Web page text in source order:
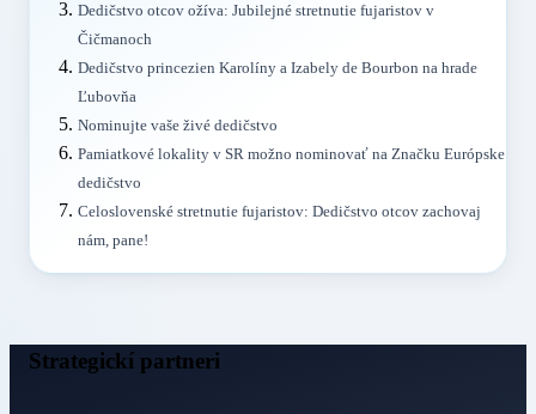
Dedičstvo otcov ožíva: Jubilejné stretnutie fujaristov v
Čičmanoch
Dedičstvo princezien Karolíny a Izabely de Bourbon na hrade
Ľubovňa
Nominujte vaše živé dedičstvo
Pamiatkové lokality v SR možno nominovať na Značku Európske
dedičstvo
Celoslovenské stretnutie fujaristov: Dedičstvo otcov zachovaj
nám, pane!
Strategickí partneri